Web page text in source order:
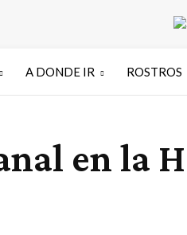
A DONDE IR ROSTROS
en la